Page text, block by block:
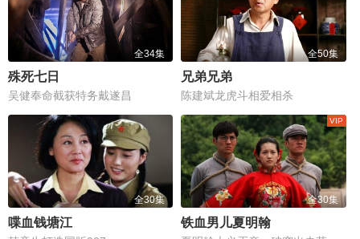
全34集
殊死七日
吴健奉命截获特务戴遂昌
全50集
兄弟兄弟
陈建斌龙虎斗相爱相杀
全30集
喋血钱塘江
全30集
铁血男儿夏明翰